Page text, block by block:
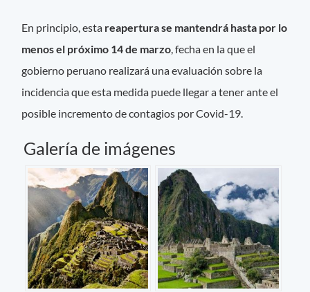
En principio, esta reapertura se mantendrá hasta por lo
menos el próximo 14 de marzo, fecha en la que el
gobierno peruano realizará una evaluación sobre la
incidencia que esta medida puede llegar a tener ante el
posible incremento de contagios por Covid-19.
Galería de imágenes